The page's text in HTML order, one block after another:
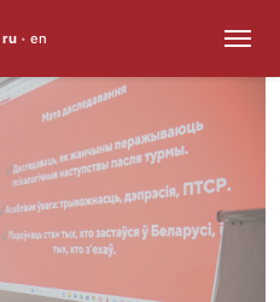
ru • en